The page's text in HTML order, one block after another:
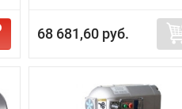
68 681,60 руб.